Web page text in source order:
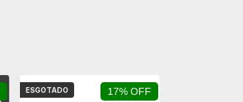
17% OFF
ESGOTADO